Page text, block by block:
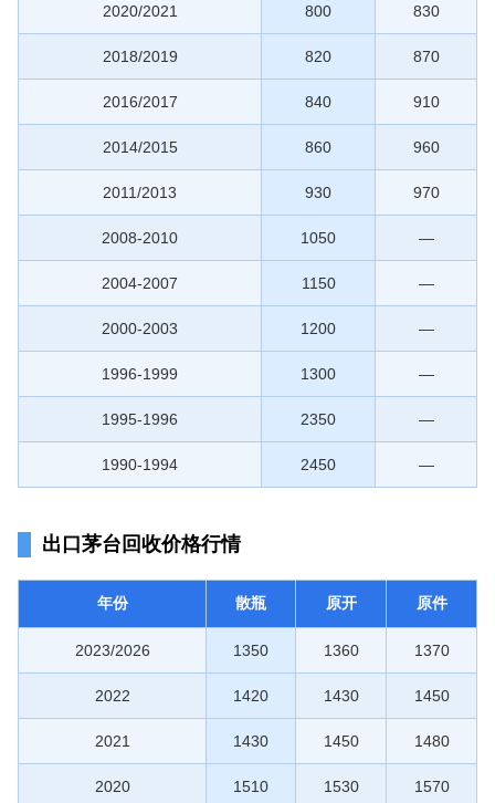
2020/2021 800 830
2018/2019 820 870
2016/2017 840 910
2014/2015 860 960
2011/2013 930 970
2008-2010 1050 —
2004-2007 1150 —
2000-2003 1200 —
1996-1999 1300 —
1995-1996 2350 —
1990-1994 2450 —
出口茅台回收价格行情
年份 散瓶 原开 原件
2023/2026 1350 1360 1370
2022 1420 1430 1450
2021 1430 1450 1480
2020 1510 1530 1570